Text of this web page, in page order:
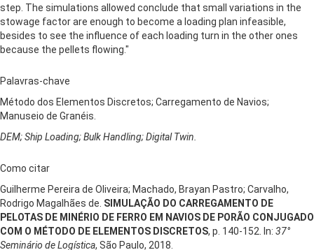
step. The simulations allowed conclude that small variations in the
stowage factor are enough to become a loading plan infeasible,
besides to see the influence of each loading turn in the other ones
because the pellets flowing."
Palavras-chave
Método dos Elementos Discretos; Carregamento de Navios;
Manuseio de Granéis.
DEM; Ship Loading; Bulk Handling; Digital Twin.
Como citar
Guilherme Pereira de Oliveira; Machado, Brayan Pastro; Carvalho,
Rodrigo Magalhães de. SIMULAÇÃO DO CARREGAMENTO DE
PELOTAS DE MINÉRIO DE FERRO EM NAVIOS DE PORÃO CONJUGADO
COM O MÉTODO DE ELEMENTOS DISCRETOS, p. 140-152. In: 37°
Seminário de Logística, São Paulo, 2018.